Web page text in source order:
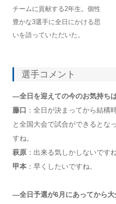
チームに貢献する2年生。個性
豊かな3選手に全日にかける思
いを語っていただいた。
選手コメント
―全日を迎えての今のお気持ち
藤口 ：全日が決まってから結構
と全国大会で試合ができるとな
すね。
萩原：出来る気しかしないです
甲本：早くしたいですね。
―全日予選が6月にあってから